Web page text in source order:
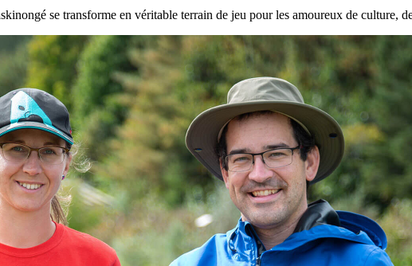
se transforme en véritable terrain de jeu pour les amoureux de culture,